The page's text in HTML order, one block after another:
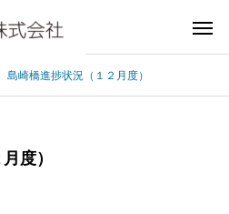
島崎橋進捗状況（１２月度）
度）